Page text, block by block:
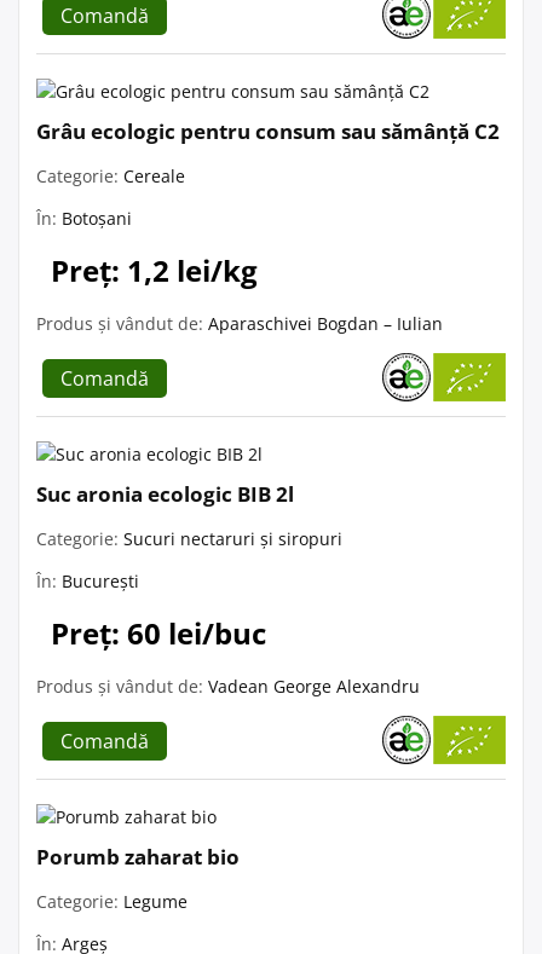
Comandă
Grâu ecologic pentru consum sau sămânță C2
Categorie: Cereale
În: Botoșani
Preț: 1,2 lei/kg
Produs și vândut de: Aparaschivei Bogdan – Iulian
Comandă
Suc aronia ecologic BIB 2l
Categorie: Sucuri nectaruri și siropuri
În: București
Preț: 60 lei/buc
Produs și vândut de: Vadean George Alexandru
Comandă
Porumb zaharat bio
Categorie: Legume
În: Argeș